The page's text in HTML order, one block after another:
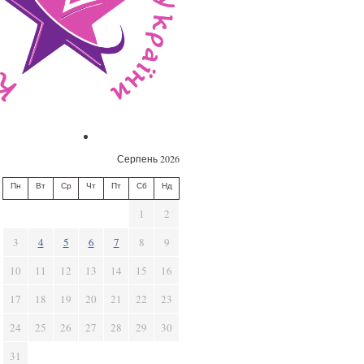
Серпень 2026
Пн Вт Ср Чт Пт Сб Нд
1
2
3
4 5 6 7 8
9
10
11 12 13 14 15
16
17
18 19 20 21 22
23
24
25 26 27 28 29
30
31